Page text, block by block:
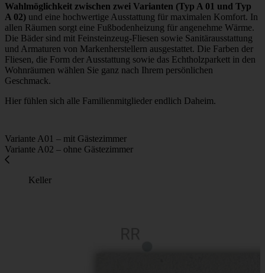
Wahlmöglichkeit zwischen zwei Varianten (Typ A 01 und Typ
A 02) und eine hochwertige Ausstattung für maximalen Komfort. In
allen Räumen sorgt eine Fußbodenheizung für angenehme Wärme.
Die Bäder sind mit Feinsteinzeug-Fliesen sowie Sanitärausstattung
und Armaturen von Markenherstellern ausgestattet. Die Farben der
Fliesen, die Form der Ausstattung sowie das Echtholzparkett in den
Wohnräumen wählen Sie ganz nach Ihrem persönlichen
Geschmack.
Hier fühlen sich alle Familienmitglieder endlich Daheim.
Variante A01 – mit Gästezimmer
Variante A02 – ohne Gästezimmer
Keller